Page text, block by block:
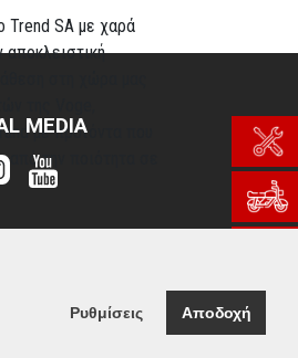
Ρυθμίσεις Αποδοχή
Trend SA με χαρά
αποκλειστική
με προϊόντα που
από την ποιότητα σε
MEDIA